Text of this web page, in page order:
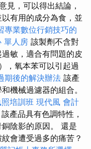
見，可以得出結論，
有用的成分為食，並
專業數位行銷技巧的
單人房 該製劑不含對
敏，適合有問題的皮
，氧本苯可以引起過
期後的解決辦法 該產
機械過濾器的組合。
培訓班 現代風 會計
該產品具有色調特性，
陰影的原因。 還是
會遭受過多的痛苦？